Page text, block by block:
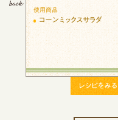
使用商品
コーンミックスサラダ
レシピをみる